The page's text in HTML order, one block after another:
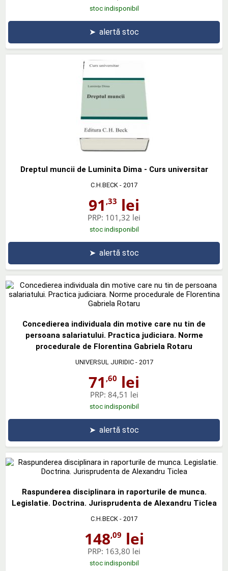
stoc indisponibil
➤ alertă stoc
Dreptul muncii de Luminita Dima - Curs universitar
C.H.BECK - 2017
91 ,33 lei
PRP: 101,32 lei
stoc indisponibil
➤ alertă stoc
Concedierea individuala din motive care nu tin de
persoana salariatului. Practica judiciara. Norme
procedurale de Florentina Gabriela Rotaru
UNIVERSUL JURIDIC- 2017
71 ,60 lei
PRP: 84,51 lei
stoc indisponibil
➤ alertă stoc
Raspunderea disciplinara in raporturile de munca.
Legislatie. Doctrina. Jurisprudenta de Alexandru Ticlea
C.H.BECK - 2017
148,09 lei
PRP: 163,80 lei
stoc indisponibil